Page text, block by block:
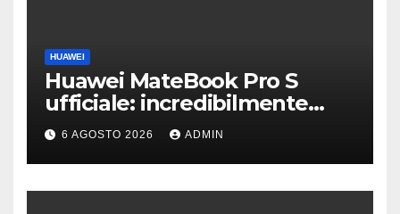
HUAWEI
Huawei MateBook Pro S
ufficiale: incredibilmente
leggero e supersottile
6 AGOSTO 2026 ADMIN